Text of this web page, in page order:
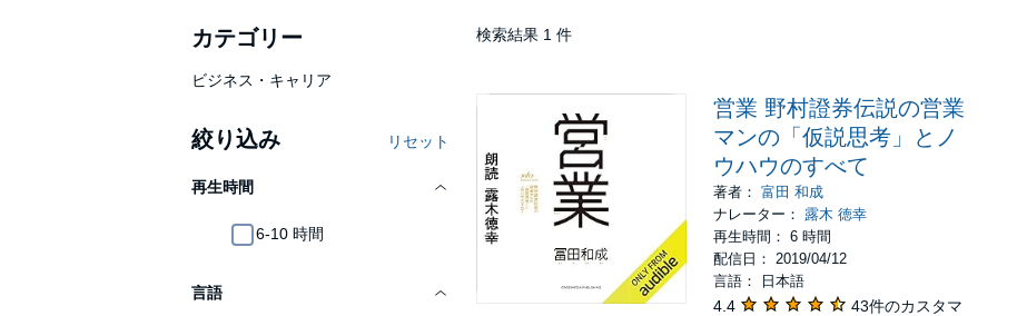
カテゴリー
ビジネス・キャリア
絞り込み リセット
再生時間
6-10 時間
言語
検索結果 1 件
営業 野村證券伝説の営業
マンの「仮説思考」とノ
ウハウのすべて
著者：富田 和成
ナレーター： 露木 徳幸
再生時間： 6 時間
配信日： 2019/04/12
言語： 日本語
4.4
43件のカスタマ